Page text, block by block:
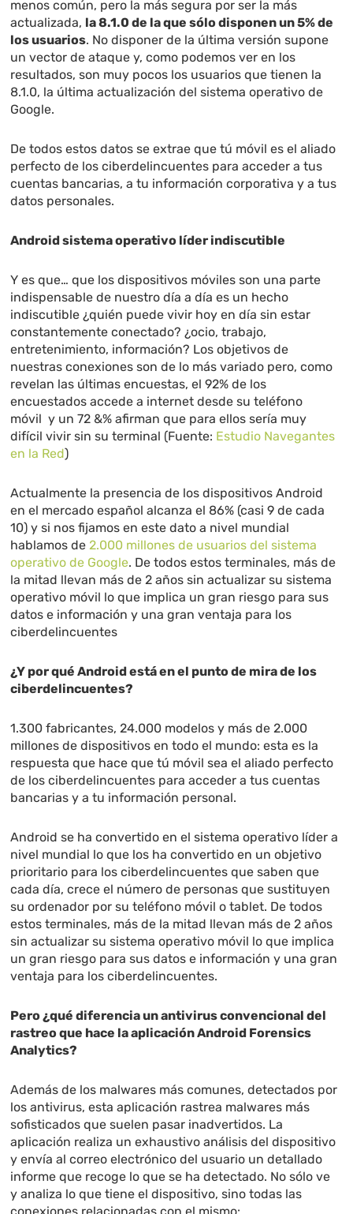
menos común, pero la más segura por ser la más
actualizada, la 8.1.0 de la que sólo disponen un 5% de
los usuarios. No disponer de la última versión supone
un vector de ataque y, como podemos ver en los
resultados, son muy pocos los usuarios que tienen la
8.1.0, la última actualización del sistema operativo de
Google.
De todos estos datos se extrae que tú móvil es el aliado
perfecto de los ciberdelincuentes para acceder a tus
cuentas bancarias, a tu información corporativa y a tus
datos personales.
Android sistema operativo líder indiscutible
Y es que… que los dispositivos móviles son una parte
indispensable de nuestro día a día es un hecho
indiscutible ¿quién puede vivir hoy en día sin estar
constantemente conectado? ¿ocio, trabajo,
entretenimiento, información? Los objetivos de
nuestras conexiones son de lo más variado pero, como
revelan las últimas encuestas, el 92% de los
encuestados accede a internet desde su teléfono
móvil y un 72 &% afirman que para ellos sería muy
difícil vivir sin su terminal (Fuente: Estudio Navegantes
en la Red)
Actualmente la presencia de los dispositivos Android
en el mercado español alcanza el 86% (casi 9 de cada
10) y si nos fijamos en este dato a nivel mundial
hablamos de2.000 millones de usuarios del sistema
operativo de Google. De todos estos terminales, más de
la mitad llevan más de 2 años sin actualizar su sistema
operativo móvil lo que implica un gran riesgo para sus
datos e información y una gran ventaja para los
ciberdelincuentes
¿Y por qué Android está en el punto de mira de los
ciberdelincuentes?
1.300 fabricantes, 24.000 modelos y más de 2.000
millones de dispositivos en todo el mundo: esta es la
respuesta que hace que tú móvil sea el aliado perfecto
de los ciberdelincuentes para acceder a tus cuentas
bancarias y a tu información personal.
Android se ha convertido en el sistema operativo líder a
nivel mundial lo que los ha convertido en un objetivo
prioritario para los ciberdelincuentes que saben que
cada día, crece el número de personas que sustituyen
su ordenador por su teléfono móvil o tablet. De todos
estos terminales, más de la mitad llevan más de 2 años
sin actualizar su sistema operativo móvil lo que implica
un gran riesgo para sus datos e información y una gran
ventaja para los ciberdelincuentes.
Pero ¿qué diferencia un antivirus convencional del
rastreo que hace la aplicación Android Forensics
Analytics?
Además de los malwares más comunes, detectados por
los antivirus, esta aplicación rastrea malwares más
sofisticados que suelen pasar inadvertidos. La
aplicación realiza un exhaustivo análisis del dispositivo
y envía al correo electrónico del usuario un detallado
informe que recoge lo que se ha detectado. No sólo ve
y analiza lo que tiene el dispositivo, sino todas las